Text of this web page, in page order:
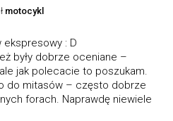
motocykl
ekspresowy : D
były dobrze oceniane –
jak polecacie to poszukam.
do mitasów – często dobrze
forach. Naprawdę niewiele